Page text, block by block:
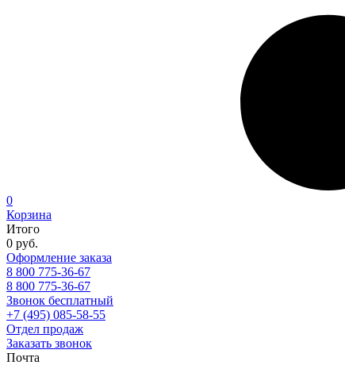
0
Корзина
Итого
0 руб.
Оформление заказа
8 800 775-36-67
8 800 775-36-67
Звонок бесплатный
+7 (495) 085-58-55
Отдел продаж
Заказать звонок
Почта